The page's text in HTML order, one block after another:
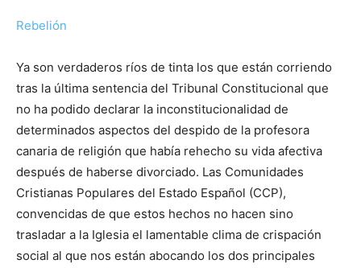
Rebelión
Ya son verdaderos ríos de tinta los que están corriendo
tras la última sentencia del Tribunal Constitucional que
no ha podido declarar la inconstitucionalidad de
determinados aspectos del despido de la profesora
canaria de religión que había rehecho su vida afectiva
después de haberse divorciado. Las Comunidades
Cristianas Populares del Estado Español (CCP),
convencidas de que estos hechos no hacen sino
trasladar a la Iglesia el lamentable clima de crispación
social al que nos están abocando los dos principales